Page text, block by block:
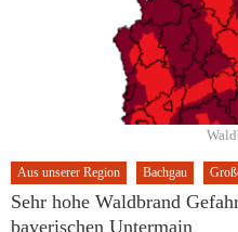
Aus unserer Region Bachgau
Sehr hohe Waldbrand
bayerischen Untermain